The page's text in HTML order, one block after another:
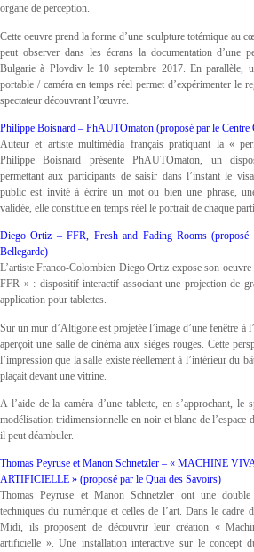
organe de perception.
Cette oeuvre prend la forme d’une sculpture totémique au
peut observer dans les écrans la documentation d’une
Bulgarie à Plovdiv le 10 septembre 2017. En parallèle,
portable / caméra en temps réel permet d’expérimenter le
spectateur découvrant l’œuvre.
Philippe Boisnard – PhAUTOmaton (proposé par le Centre
Auteur et artiste multimédia français pratiquant la «
Philippe Boisnard présente PhAUTOmaton, un
permettant aux participants de saisir dans l’instant le
public est invité à écrire un mot ou bien une phrase,
validée, elle constitue en temps réel le portrait de chaque
Diego Ortiz – FFR, Fresh and Fading Rooms (proposé
Bellegarde)
L’artiste Franco-Colombien Diego Ortiz expose son oeuvre
FFR » : dispositif interactif associant une projection de
application pour tablettes.
Sur un mur d’Altigone est projetée l’image d’une fenêtre à
aperçoit une salle de cinéma aux sièges rouges. Cette
l’impression que la salle existe réellement à l’intérieur du
plaçait devant une vitrine.
A l’aide de la caméra d’une tablette, en s’approchant, le
modélisation tridimensionnelle en noir et blanc de l’espace
il peut déambuler.
Thomas Peyruse et Manon Schnetzler – « MACHINE
ARTIFICIELLE » (proposé par le Quai des Savoirs)
Thomas Peyruse et Manon Schnetzler ont une double
techniques du numérique et celles de l’art. Dans le cadre
Midi, ils proposent de découvrir leur création «
artificielle ». Une installation interactive sur le